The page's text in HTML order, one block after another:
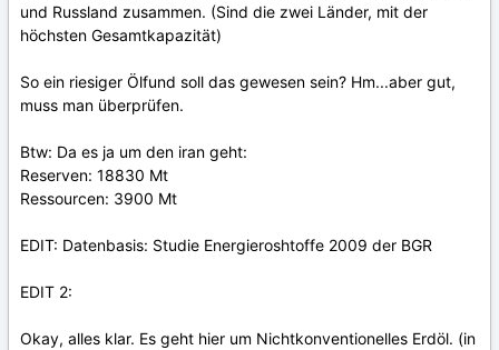
und Russland zusammen. (Sind die zwei Länder, mit der
höchsten Gesamtkapazität)
So ein riesiger Ölfund soll das gewesen sein? Hm...aber gut,
muss man überprüfen.
Btw: Da es ja um den iran geht:
Reserven: 18830 Mt
Ressourcen: 3900 Mt
EDIT: Datenbasis: Studie Energieroshtoffe 2009 der BGR
EDIT 2:
Okay, alles klar. Es geht hier um Nichtkonventionelles Erdöl. (in